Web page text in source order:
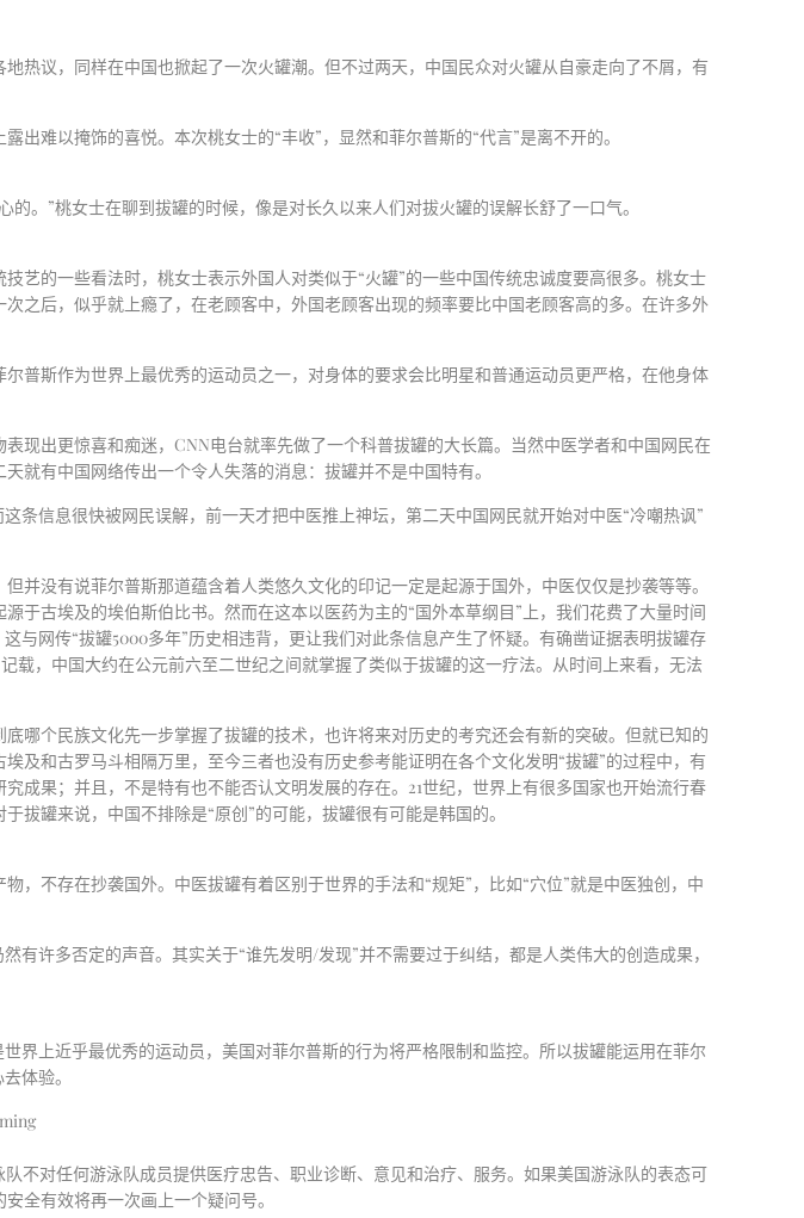
热议，同样在中国也掀起了一次火罐潮。但不过两天，中国民众对火罐从自豪走向了不屑，有
出难以掩饰的喜悦。本次桃女士的“丰收”，显然和菲尔普斯的“代言”是离不开的。
的。 ”桃女士在聊到拔罐的时候，像是对长久以来人们对拔火罐的误解长舒了一口气。
艺的一些看法时，桃女士表示外国人对类似于“火罐”的一些中国传统忠诚度要高很多。桃女士
之后，似乎就上瘾了，在老顾客中，外国老顾客出现的频率要比中国老顾客高的多。在许多外
普斯作为世界上最优秀的运动员之一，对身体的要求会比明星和普通运动员更严格，在他身体
现出更惊喜和痴迷，CNN电台就率先做了一个科普拔罐的大长篇。当然中医学者和中国网民在
就有中国网络传出一个令人失落的消息：拔罐并不是中国特有。
条信息很快被网民误解，前一天才把中医推上神坛，第二天中国网民就开始对中医“冷嘲热讽”
没有说菲尔普斯那道蕴含着人类悠久文化的印记一定是起源于国外，中医仅仅是抄袭等等。
于古埃及的埃伯斯伯比书。然而在这本以医药为主的“国外本草纲目” 上，我们花费了大量时间
与网传“拔罐5000多年”历史相违背，更让我们对此条信息产生了怀疑。有确凿证据表明拔罐存
载，中国大约在公元前六至二世纪之间就掌握了类似于拔罐的这一疗法。从时间上来看，无法
哪个民族文化先一步掌握了拔罐的技术，也许将来对历史的考究还会有新的突破。但就已知的
及和古罗马斗相隔万里，至今三者也没有历史参考能证明在各个文化发明“拔罐”的过程中，有
成果；并且，不是特有也不能否认文明发展的存在。 21世纪，世界上有很多国家也开始流行春
拔罐来说，中国不排除是“原创”的可能，拔罐很有可能是韩国的。
，不存在抄袭国外。中医拔罐有着区别于世界的手法和“规矩”，比如“穴位”就是中医独创，中
有许多否定的声音。其实关于“谁先发明/发现”并不需要过于纠结，都是人类伟大的创造成果，
界上近乎最优秀的运动员，美国对菲尔普斯的行为将严格限制和监控。所以拔罐能运用在菲尔
体验。
不对任何游泳队成员提供医疗忠告、职业诊断、意见和治疗、服务。如果美国游泳队的表态可
全有效将再一次画上一个疑问号。